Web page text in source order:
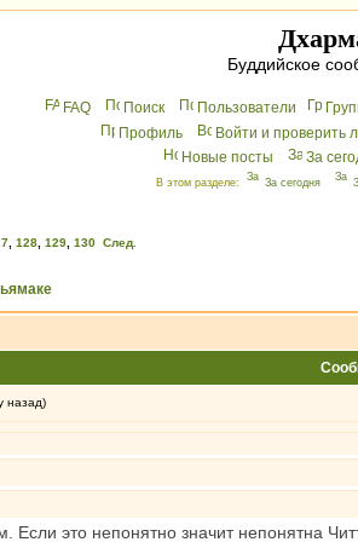
Буддийское
FAQ Поиск Пользователи
Профиль
Войти и проверить
Новые посты
За
В этом разделе: За сегодня
128 129 130 След.
назад)
Если это непонятно значит непонятна